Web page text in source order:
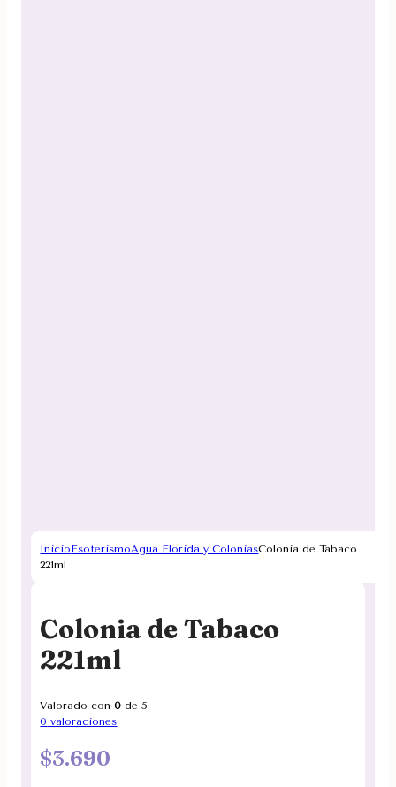
InicioEsoterismoAgua Florida y ColoniasColonia de Tabaco
221ml
Colonia de Tabaco
221ml
Valorado con0 de 5
0 valoraciones
$3.690